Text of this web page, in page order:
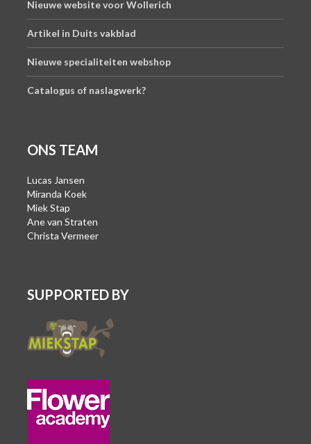
Nieuwe website voor Wollerich
Artikel in Duits vakblad
Nieuwe specialiteiten webshop
Catalogus of naslagwerk?
ONS TEAM
Lucas Jansen
Miranda Koek
Miek Stap
Ane van Straten
Christa Vermeer
SUPPORTED BY